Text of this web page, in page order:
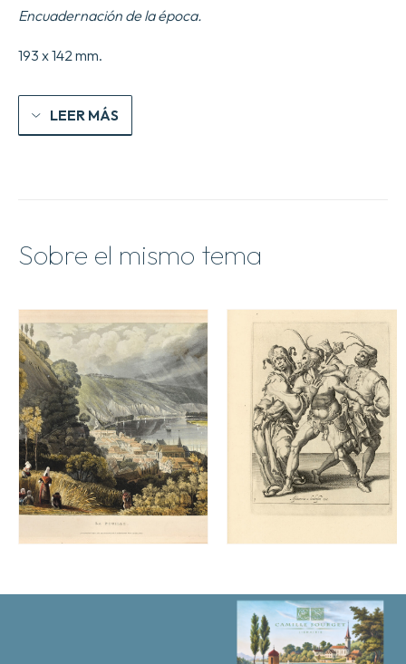
Encuadernación de la época.
193 x 142 mm.
LEER MÁS
Sobre el mismo tema